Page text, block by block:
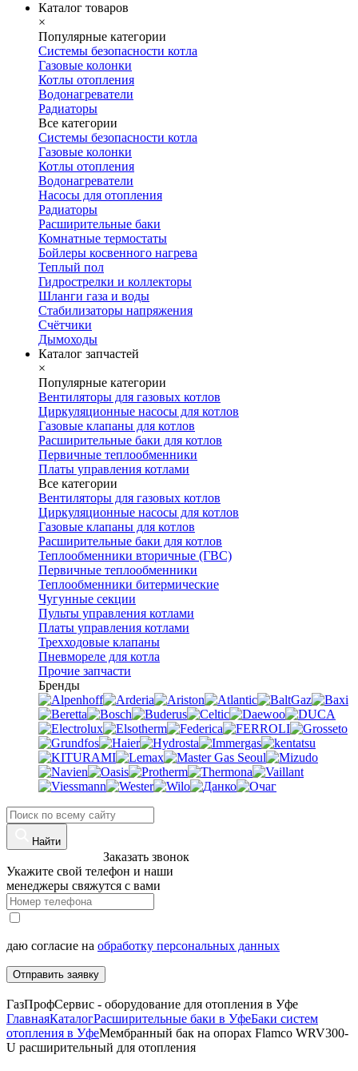
Каталог товаров
×
Популярные категории
Системы безопасности котла
Газовые колонки
Котлы отопления
Водонагреватели
Радиаторы
Все категории
Системы безопасности котла
Газовые колонки
Котлы отопления
Водонагреватели
Насосы для отопления
Радиаторы
Расширительные баки
Комнатные термостаты
Бойлеры косвенного нагрева
Теплый пол
Гидрострелки и коллекторы
Шланги газа и воды
Стабилизаторы напряжения
Счётчики
Дымоходы
Каталог запчастей
×
Популярные категории
Вентиляторы для газовых котлов
Циркуляционные насосы для котлов
Газовые клапаны для котлов
Расширительные баки для котлов
Первичные теплообменники
Платы управления котлами
Все категории
Вентиляторы для газовых котлов
Циркуляционные насосы для котлов
Газовые клапаны для котлов
Расширительные баки для котлов
Теплообменники вторичные (ГВС)
Первичные теплообменники
Теплообменники битермические
Чугунные секции
Пульты управления котлами
Платы управления котлами
Трехходовые клапаны
Пневмореле для котла
Прочие запчасти
Бренды
Найти
Заказать звонок
Укажите свой телефон и наши
менеджеры свяжутся с вами
даю согласие на обработку персональных данных
Отправить заявку
ГазПрофСервис - оборудование для отопления в Уфе
ГлавнаяКаталогРасширительные баки в УфеБаки систем
отопления в УфеМембранный бак на опорах Flamco WRV300-
U расширительный для отопления